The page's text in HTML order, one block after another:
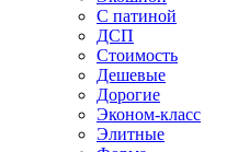
С патиной
ДСП
Стоимость
Дешевые
Дорогие
Эконом-класс
Элитные